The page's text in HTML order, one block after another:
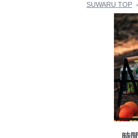
SUWARU TOP ›